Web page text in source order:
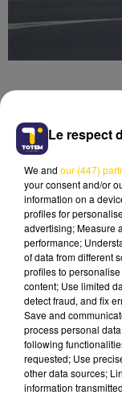
15 décembre
L'INFO DE
08H30
Ecoutez sur
dans le Nord
reportages de
Le respect
We and our (447)
your consent and/or
information on a
profiles for
advertising; Measure
performance;
of data from different
profiles to
content; Use limited
detect fraud, and fix
Save and
process personal
following
requested; Use
other data sources;
information